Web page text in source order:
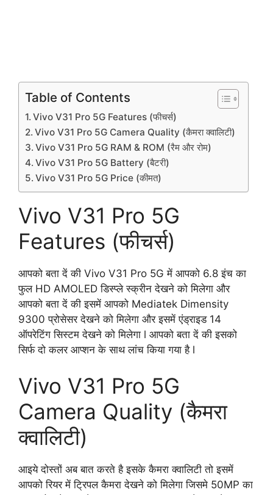
Table of Contents
Vivo V31 Pro 5G Features (फीचर्स)
Vivo V31 Pro 5G Camera Quality (कैमरा क्वालिटी)
Vivo V31 Pro 5G RAM & ROM (रैम और रोम)
Vivo V31 Pro 5G Battery (बैटरी)
Vivo V31 Pro 5G Price (कीमत)
Vivo V31 Pro 5G
Features (फीचर्स)
आपको बता दें की Vivo V31 Pro 5G में आपको 6.8 इंच का
फुल HD AMOLED डिस्प्ले स्क्रीन देखने को मिलेगा और
आपको बता दें की इसमें आपको Mediatek Dimensity
9300 प्रोसेसर देखने को मिलेगा और इसमें एंड्राइड 14
ऑपरेटिंग सिस्टम देखने को मिलेगा l आपको बता दें की इसको
सिर्फ दो कलर आप्शन के साथ लांच किया गया है l
Vivo V31 Pro 5G
Camera Quality (कैमरा
क्वालिटी)
आइये दोस्तों अब बात करते है इसके कैमरा क्वालिटी तो इसमें
आपको रियर में ट्रिपल कैमरा देखने को मिलेगा जिसमे 50MP का